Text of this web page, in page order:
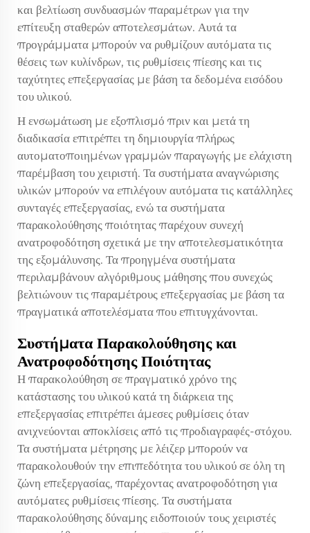
και βελτίωση συνδυασμών παραμέτρων για την
επίτευξη σταθερών αποτελεσμάτων. Αυτά τα
προγράμματα μπορούν να ρυθμίζουν αυτόματα τις
θέσεις των κυλίνδρων, τις ρυθμίσεις πίεσης και τις
ταχύτητες επεξεργασίας με βάση τα δεδομένα εισόδου
του υλικού.
Η ενσωμάτωση με εξοπλισμό πριν και μετά τη
διαδικασία επιτρέπει τη δημιουργία πλήρως
αυτοματοποιημένων γραμμών παραγωγής με ελάχιστη
παρέμβαση του χειριστή. Τα συστήματα αναγνώρισης
υλικών μπορούν να επιλέγουν αυτόματα τις κατάλληλες
συνταγές επεξεργασίας, ενώ τα συστήματα
παρακολούθησης ποιότητας παρέχουν συνεχή
ανατροφοδότηση σχετικά με την αποτελεσματικότητα
της εξομάλυνσης. Τα προηγμένα συστήματα
περιλαμβάνουν αλγόριθμους μάθησης που συνεχώς
βελτιώνουν τις παραμέτρους επεξεργασίας με βάση τα
πραγματικά αποτελέσματα που επιτυγχάνονται.
Συστήματα Παρακολούθησης και
Ανατροφοδότησης Ποιότητας
Η παρακολούθηση σε πραγματικό χρόνο της
κατάστασης του υλικού κατά τη διάρκεια της
επεξεργασίας επιτρέπει άμεσες ρυθμίσεις όταν
ανιχνεύονται αποκλίσεις από τις προδιαγραφές-στόχου.
Τα συστήματα μέτρησης με λέιζερ μπορούν να
παρακολουθούν την επιπεδότητα του υλικού σε όλη τη
ζώνη επεξεργασίας, παρέχοντας ανατροφοδότηση για
αυτόματες ρυθμίσεις πίεσης. Τα συστήματα
παρακολούθησης δύναμης ειδοποιούν τους χειριστές